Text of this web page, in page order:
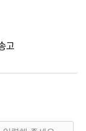
고